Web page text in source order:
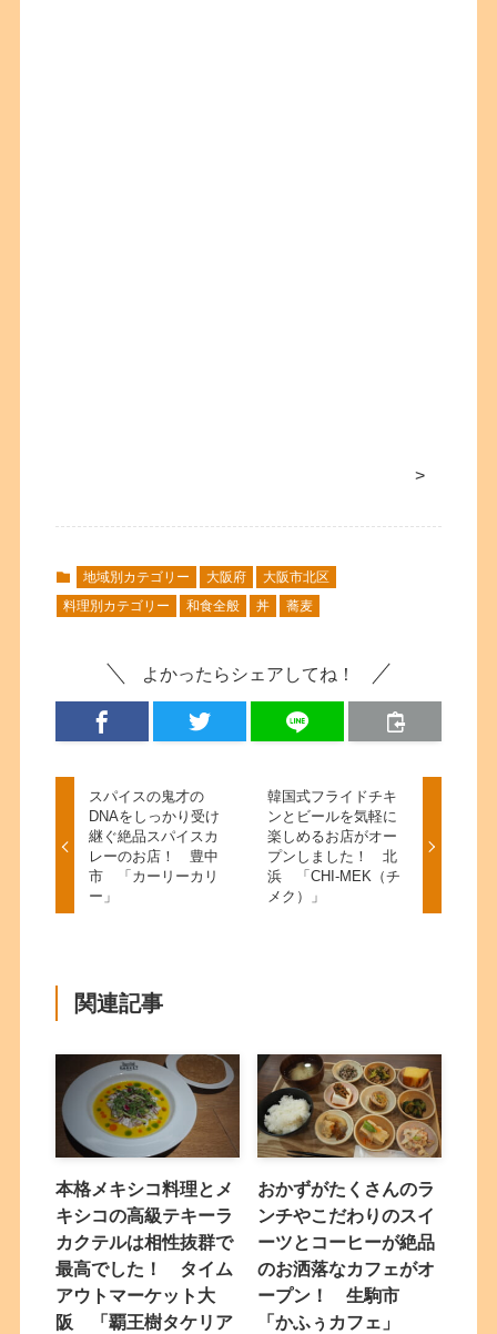
>
地域別カテゴリー 大阪府
大阪市北区
料理別カテゴリー
和食全般 丼 蕎麦
よかったらシェアしてね！
スパイスの鬼才の
DNAをしっかり受け
継ぐ絶品スパイスカ
レーのお店！ 豊中
市 「カーリーカリ
ー」
韓国式フライドチキ
ンとビールを気軽に
楽しめるお店がオー
プンしました！ 北
浜 「CHI‐MEK（チ
メク）」
関連記事
本格メキシコ料理とメ
キシコの高級テキーラ
カクテルは相性抜群で
最高でした！ タイム
アウトマーケット大
阪 「覇王樹タケリア
おかずがたくさんのラ
ンチやこだわりのスイ
ーツとコーヒーが絶品
のお洒落なカフェがオ
ープン！ 生駒市
「かふぅカフェ」